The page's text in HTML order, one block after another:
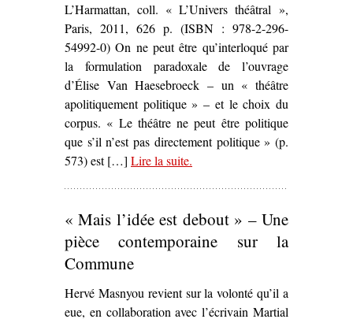
L’Harmattan, coll. « L’Univers théâtral »,
Paris, 2011, 626 p. (ISBN : 978-2-296-
54992-0) On ne peut être qu’interloqué par
la formulation paradoxale de l’ouvrage
d’Élise Van Haesebroeck – un « théâtre
apolitiquement politique » – et le choix du
corpus. « Le théâtre ne peut être politique
que s’il n’est pas directement politique » (p.
573) est […] Lire la suite– ‘
et le Théâtre du Radeau : un
théâtre apolitiquement politique
.
« Mais l’idée est debout » – Une
pièce contemporaine sur la
Commune
Hervé Masnyou revient sur la volonté qu’il a
eue, en collaboration avec l’écrivain Martial